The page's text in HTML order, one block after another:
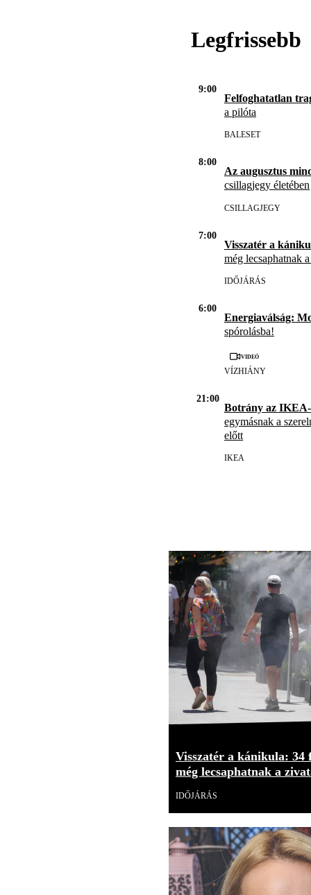
Legfrissebb
9:00
Felfoghatatlan
a pilóta
BALESET
8:00
Az augusztus
csillagjegy életében
CSILLAGJEGY
7:00
Visszatér a
még lecsaphatnak
IDŐJÁRÁS
6:00
Energiaválság:
spórolásba!
Videó
VÍZHIÁNY
21:00
Botrány az
egymásnak a
előtt
IKEA
Visszatér a kánikula: 34
még lecsaphatnak a
IDŐJÁRÁS